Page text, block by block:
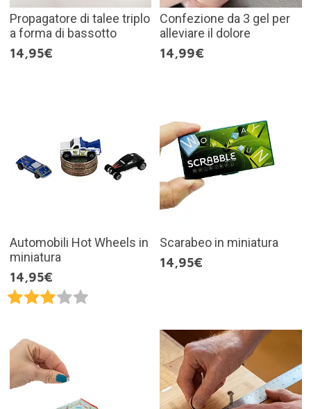
Propagatore di talee triplo
a forma di bassotto
14,95€
Confezione da 3 gel per
alleviare il dolore
14,99€
Automobili Hot Wheels in
miniatura
14,95€
Scarabeo in miniatura
14,95€